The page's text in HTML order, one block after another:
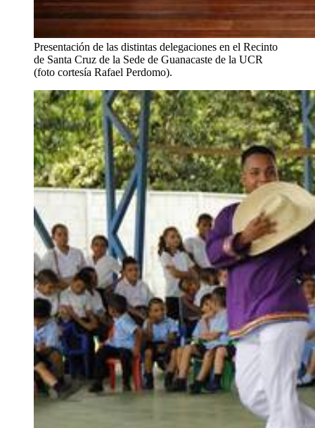
Presentación de las distintas delegaciones en el Recinto
de Santa Cruz de la Sede de Guanacaste de la UCR
(foto cortesía Rafael Perdomo).